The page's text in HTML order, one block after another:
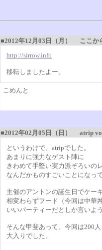
■2012年12月03日（月）
ここか
http://sirrow.info
移転しましたよー。
こめんと
■2012年02月05日（日）
atrip
というわけで、atripでした。
あまりに強力なゲスト陣に
きわめて手堅い実力派ぞろいの
なんだかものすごいことになっ
主催のアントンの誕生日でケー
相変わらずフード（今回は中華
いいパーティーだとしか言いよ
そんな甲斐あって、今回は200
大入りでした。